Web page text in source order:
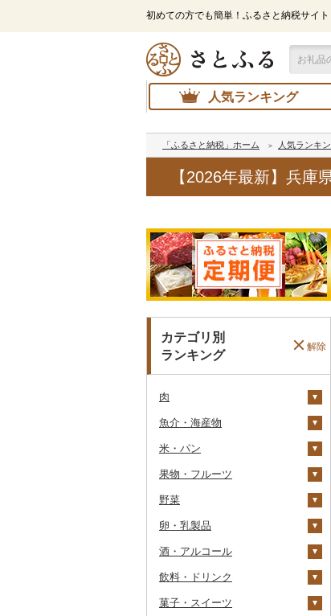
初めての方でも簡単！ふるさと納税サイト
人気ランキング
「ふるさと納税」ホーム 人気ランキ
【2026年最新】兵庫
カテゴリ別
ランキング
解除
肉
牛肉（精肉）
ステーキ
すき焼き
焼肉
牛タン
和牛
黒毛和牛
牛肉（加工品）
ハンバーグ
ローストビーフ
ビーフジャーキー
その他牛肉（加工品）
豚肉（精肉）
すき焼き
しゃぶしゃぶ
焼肉
アグー豚
豚肉（加工品）
ハンバーグ
もつ鍋
ハム
ソーセージ・ウインナ
鶏肉
鶏肉（精肉）
ハム・ソーセージ
唐揚げ
鹿肉
馬肉
羊肉・ラム肉（ジンギス
魚介・海産物
カニ
ズワイガニ
毛ガニ
かにしゃぶ
その他カニ
エビ
ボタンエビ
伊勢海老
その他エビ
いくら
うに
明太子・たらこ
明太子
たらこ
その他魚卵
数の子
貝
米・パン
米
無洗米
玄米
金芽米
ゆめぴりか
雑穀
餅
その他穀物加工品
パン
果物・フルーツ
ぶどう・マスカット
巨峰
ナガノパープル
ピオーネ
デラウェア
いちご
りんご
もも
メロン
野菜
いも
じゃがいも
さつまいも
その他いも
トマト
フルーツトマト
ミニトマト
玉ねぎ
ねぎ
卵・乳製品
卵
チーズ
ヨーグルト
酒・アルコール
ビール・発泡酒
ビール
日本酒
飲料・ドリンク
水・ミネラルウォーター
菓子・スイーツ